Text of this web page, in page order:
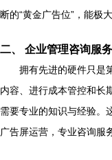
断的“黄金广告位”，能极
二、 企业管理咨询服
拥有先进的硬件只是
内容、进行成本管控和长
需要专业的知识与经验。
广告屏运营，专业咨询服